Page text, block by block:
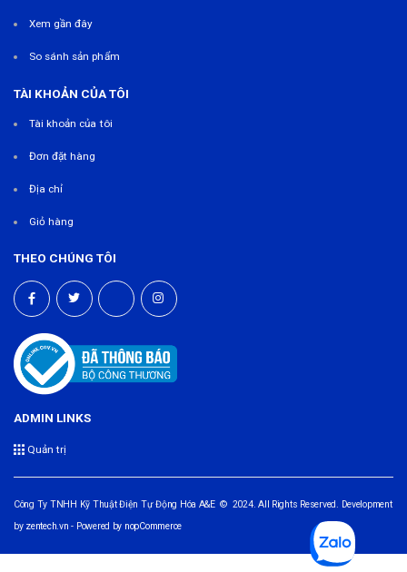
Xem gần đây
So sánh sản phẩm
TÀI KHOẢN CỦA TÔI
Tài khoản của tôi
Đơn đặt hàng
Địa chỉ
Giỏ hàng
THEO CHÚNG TÔI
ADMIN LINKS
Quản trị
Công Ty TNHH Kỹ Thuật Điện Tự Động Hóa A&E © 2024. All Rights Reserved. Development
by zentech.vn - Powered by nopCommerce